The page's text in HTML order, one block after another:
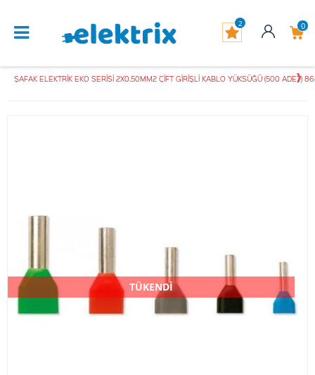
0
2
ŞAFAK ELEKTRİK EKO SERİSİ 2X0.50MM2 ÇİFT GİRİŞLİ KABLO YÜKSÜĞÜ (500 ADET)
TÜKENDİ